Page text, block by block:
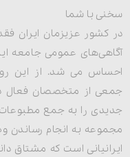
سخنی با شما
در کشور عزیزمان ایران
آگاهی‌های عمومی جامعه
احساس می شد. از این
جمعی از متخصصان فعال
جدیدی را به جمع
مجموعه به انجام رساندن
ایرانیانی است که مشتاق